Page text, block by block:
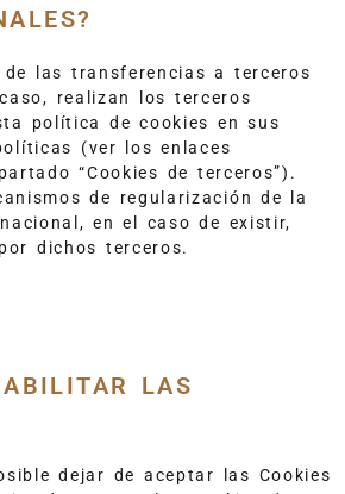
de las transferencias a terceros
realizan los terceros
política de cookies en sus
(ver los enlaces
“Cookies de terceros”).
de regularización de la
en el caso de existir,
dichos terceros.
LAS
dejar de aceptar las Cookies